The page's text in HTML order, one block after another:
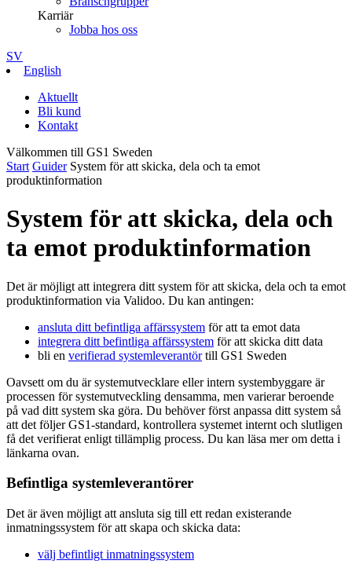
Karriär
Jobba hos oss
SV
English
Aktuellt
Bli kund
Kontakt
Välkommen till GS1 Sweden
Start Guider System för att skicka, dela och ta emot
produktinformation
System för att skicka, dela och
ta emot produktinformation
Det är möjligt att integrera ditt system för att skicka, dela och ta emot
produktinformation via Validoo. Du kan antingen:
ansluta ditt befintliga affärssystem för att ta emot data
integrera ditt befintliga affärssystem för att skicka ditt data
bli en verifierad systemleverantörtill GS1 Sweden
Oavsett om du är systemutvecklare eller intern systembyggare är
processen för systemutveckling densamma, men varierar beroende
på vad ditt system ska göra. Du behöver först anpassa ditt system så
att det följer GS1-standard, kontrollera systemet internt och slutligen
få det verifierat enligt tillämplig process. Du kan läsa mer om detta i
länkarna ovan.
Befintliga systemleverantörer
Det är även möjligt att ansluta sig till ett redan existerande
inmatningssystem för att skapa och skicka data:
välj befintligt inmatningssystem